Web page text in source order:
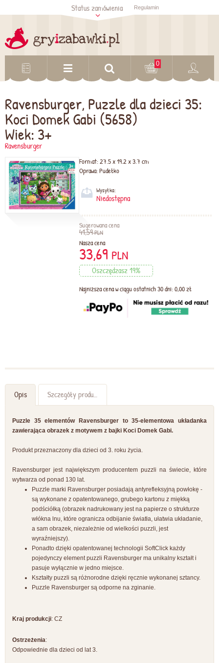
Sprawdź status
zamówienia
Status zamówienia Regulamin
0
Ravensburger, Puzzle dla dzieci 35:
Koci Domek Gabi (5658)
Wiek: 3+
Ravensburger
Format:27.5 x 19.2 x 3.7 cm
Oprawa:Pudełko
Wysyłka:
Niedostępna
Sugerowana cena
41,59PLN
Nasza cena
33,69 PLN
Oszczędzasz 19%
Najniższa cena w ciągu ostatnich 30 dni: 0,00 zł
Opis Szczegóły produktu
Puzzle 35 elementów Ravensburger to 35-elementowa układanka
zawierająca obrazek z motywem z bajki Koci Domek Gabi.
Produkt przeznaczony dla dzieci od 3. roku życia.
Ravensburger jest największym producentem puzzli na świecie, które
wytwarza od ponad 130 lat.
Puzzle marki Ravensburger posiadają antyrefleksyjną powłokę -
są wykonane z opatentowanego, grubego kartonu z miękką
podściółką (obrazek nadrukowany jest na papierze o strukturze
włókna lnu, które ogranicza odbijanie światła, ułatwia układanie,
a sam obrazek, niezależnie od wielkości puzzli, jest
wyraźniejszy).
Ponadto dzięki opatentowanej technologii SoftClick każdy
pojedynczy element puzzli Ravensburger ma unikalny kształt i
pasuje wyłącznie w jedno miejsce.
Kształty puzzli są różnorodne dzięki ręcznie wykonanej sztancy.
Puzzle Ravensburger są odporne na zginanie.
Kraj produkcji: CZ
Ostrzeżenia:
Odpowiednie dla dzieci od lat 3.